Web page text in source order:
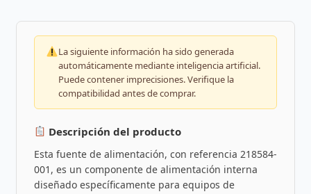
La siguiente información ha sido generada
automáticamente mediante inteligencia artificial.
Puede contener imprecisiones. Verifique la
compatibilidad antes de comprar.
Descripción del producto
Esta fuente de alimentación, con referencia 218584-
001, es un componente de alimentación interna
diseñado específicamente para equipos de